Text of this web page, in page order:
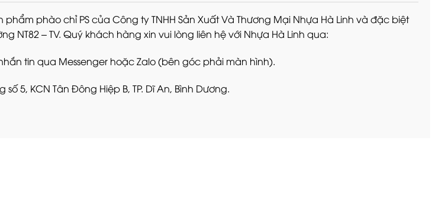
phào chỉ PS của Công ty TNHH Sản Xuất Và Thương Mại Nhựa Hà Linh và đặc biệt
NT82 – TV. Quý khách hàng xin vui lòng liên hệ với Nhựa Hà Linh qua:
tin qua Messenger hoặc Zalo (bên góc phải màn hình).
5, KCN Tân Đông Hiệp B, TP. Dĩ An, Bình Dương.